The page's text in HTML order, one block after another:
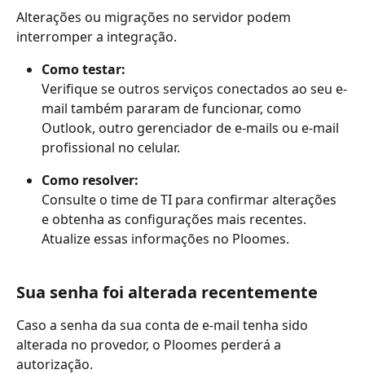
Alterações ou migrações no servidor podem
interromper a integração.
Como testar:
Verifique se outros serviços conectados ao seu e-
mail também pararam de funcionar, como
Outlook, outro gerenciador de e-mails ou e-mail
profissional no celular.
Como resolver:
Consulte o time de TI para confirmar alterações
e obtenha as configurações mais recentes.
Atualize essas informações no Ploomes.
Sua senha foi alterada recentemente
Caso a senha da sua conta de e-mail tenha sido
alterada no provedor, o Ploomes perderá a
autorização.